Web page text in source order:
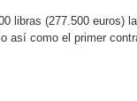
libras (277.500 euros)
así como el primer